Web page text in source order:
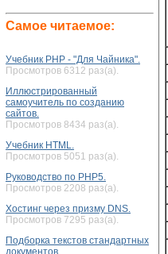
Самое читаемое:
Учебник PHP - "Для Чайника".
Просмотров 6312 раз(а).
Иллюстрированный
самоучитель по созданию
сайтов.
Просмотров 8434 раз(а).
Учебник HTML.
Просмотров 5051 раз(а).
Руководство по PHP5.
Просмотров 2208 раз(а).
Хостинг через призму DNS.
Просмотров 7295 раз(а).
Подборка текстов стандартных
документов.